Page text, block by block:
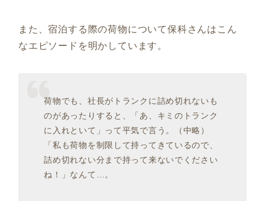
また、宿泊する際の荷物について保科さんはこん
なエピソードを明かしています。
荷物でも、社長がトランクに詰め切れないも
のがあったりすると、「あ、キミのトランク
に入れといて」って平気で言う。（中略）
「私も荷物を制限して持ってきているので、
詰め切れない分まで持って来ないでください
ね！」なんて…。